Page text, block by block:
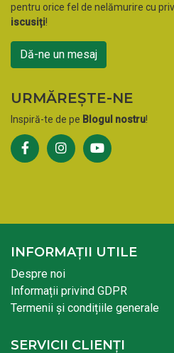
pentru orice fel de nelămurire cu
iscusiți!
Dă-ne un mesaj
URMĂREȘTE-NE
Inspiră-te de pe Blogul nostru!
INFORMAȚII UTILE
Despre noi
Informații privind GDPR
Termenii și condițiile generale
SERVICII CLIENȚI